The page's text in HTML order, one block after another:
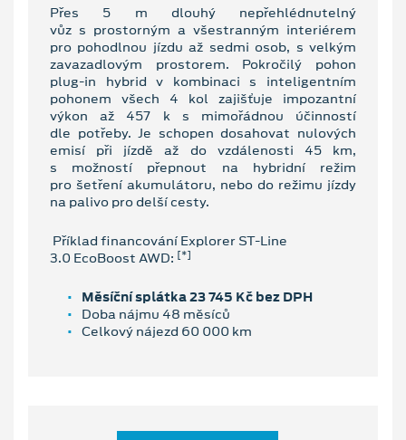
Přes 5 m dlouhý nepřehlédnutelný
vůz s prostorným a všestranným interiérem
pro pohodlnou jízdu až sedmi osob, s velkým
zavazadlovým prostorem. Pokročilý pohon
plug-in hybrid v kombinaci s inteligentním
pohonem všech 4 kol zajišťuje impozantní
výkon až 457 k s mimořádnou účinností
dle potřeby. Je schopen dosahovat nulových
emisí při jízdě až do vzdálenosti 45 km,
s možností přepnout na hybridní režim
pro šetření akumulátoru, nebo do režimu jízdy
na palivo pro delší cesty.
Příklad financování Explorer ST-Line
3.0 EcoBoost AWD: [*]
Měsíční splátka 23 745 Kč bez DPH
Doba nájmu 48 měsíců
Celkový nájezd 60 000 km